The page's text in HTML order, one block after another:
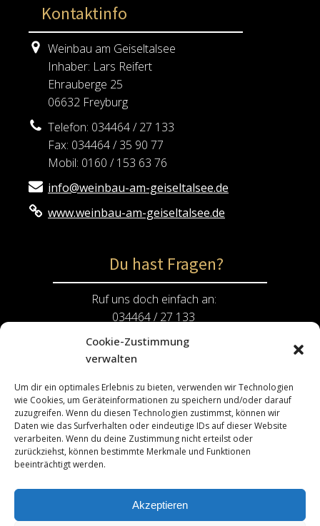
Cookie-Zustimmung
verwalten
Um dir ein optimales Erlebnis zu bieten, verwenden wir Technologien
wie Cookies, um Geräteinformationen zu speichern und/oder darauf
zuzugreifen. Wenn du diesen Technologien zustimmst, können wir
Daten wie das Surfverhalten oder eindeutige IDs auf dieser Website
verarbeiten. Wenn du deine Zustimmung nicht erteilst oder
zurückziehst, können bestimmte Merkmale und Funktionen
beeinträchtigt werden.
Akzeptieren
Kontaktinfo
Weinbau am Geiseltalsee
Inhaber: Lars Reifert
Ehrauberge 25
06632 Freyburg
Telefon: 034464 / 27 133
Fax: 034464 / 35 90 77
Mobil: 0160 / 153 63 76
info@weinbau-am-geiseltalsee.de
www.weinbau-am-geiseltalsee.de
Du hast Fragen?
Ruf uns doch einfach an:
034464 / 27 133
Oder schicke eine E-Mail an:
info@weinbau-am-geiseltalsee.de
Rechtliches
Impressum
Kontakt